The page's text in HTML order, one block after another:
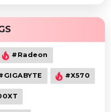
#Radeon
#X570